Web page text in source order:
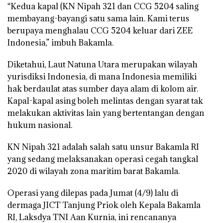
“Kedua kapal (KN Nipah 321 dan CCG 5204 saling
membayang-bayangi satu sama lain. Kami terus
berupaya menghalau CCG 5204 keluar dari ZEE
Indonesia,” imbuh Bakamla.
Diketahui, Laut Natuna Utara merupakan wilayah
yurisdiksi Indonesia, di mana Indonesia memiliki
hak berdaulat atas sumber daya alam di kolom air.
Kapal-kapal asing boleh melintas dengan syarat tak
melakukan aktivitas lain yang bertentangan dengan
hukum nasional.
KN Nipah 321 adalah salah satu unsur Bakamla RI
yang sedang melaksanakan operasi cegah tangkal
2020 di wilayah zona maritim barat Bakamla.
Operasi yang dilepas pada Jumat (4/9) lalu di
dermaga JICT Tanjung Priok oleh Kepala Bakamla
RI, Laksdya TNI Aan Kurnia, ini rencananya